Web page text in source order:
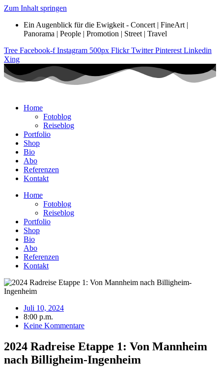
Zum Inhalt springen
Ein Augenblick für die Ewigkeit - Concert | FineArt |
Panorama | People | Promotion | Street | Travel
Tree Facebook-f Instagram 500px Flickr Twitter Pinterest Linkedin
Xing
Home
Fotoblog
Reiseblog
Portfolio
Shop
Bio
Abo
Referenzen
Kontakt
Home
Fotoblog
Reiseblog
Portfolio
Shop
Bio
Abo
Referenzen
Kontakt
Juli 10, 2024
8:00 p.m.
Keine Kommentare
2024 Radreise Etappe 1: Von Mannheim
nach Billigheim-Ingenheim